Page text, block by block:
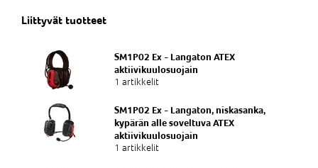
Liittyvät tuotteet
SM1P02 Ex - Langaton ATEX
aktiivikuulosuojain
1 artikkelit
SM1P02 Ex - Langaton, niskasanka,
kypärän alle soveltuva ATEX
aktiivikuulosuojain
1 artikkelit